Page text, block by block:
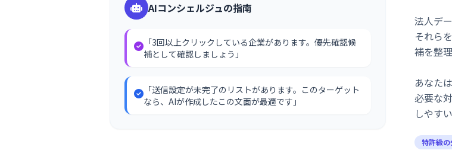
AIコンシェルジュの指南
「3回以上クリックしている企業があります。優先確認候
補として確認しましょう」
「送信設定が未完了のリストがあります。このターゲット
なら、AIが作成したこの文面が最適です」
法人デ
それら
補を整
あなた
必要な
しやす
特許級